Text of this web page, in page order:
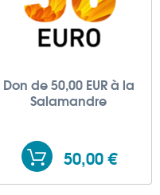
Don de 50,00 EUR à la
Salamandre
50,00 €